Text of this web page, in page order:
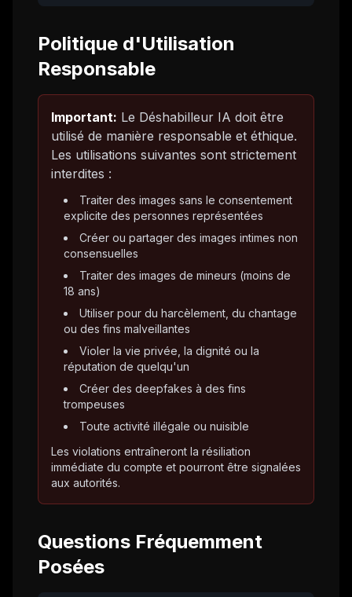
Politique d'Utilisation
Responsable
Important: Le Déshabilleur IA doit être
utilisé de manière responsable et éthique.
Les utilisations suivantes sont strictement
interdites :
Traiter des images sans le consentement
explicite des personnes représentées
Créer ou partager des images intimes non
consensuelles
Traiter des images de mineurs (moins de
18 ans)
Utiliser pour du harcèlement, du chantage
ou des fins malveillantes
Violer la vie privée, la dignité ou la
réputation de quelqu'un
Créer des deepfakes à des fins
trompeuses
Toute activité illégale ou nuisible
Les violations entraîneront la résiliation
immédiate du compte et pourront être signalées
aux autorités.
Questions Fréquemment
Posées